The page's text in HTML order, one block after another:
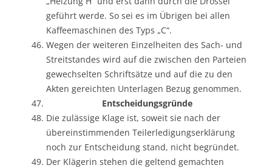
geführt werde. So sei es im Übrigen bei allen
Kaffeemaschinen des Typs „C“.
Wegen der weiteren Einzelheiten des Sach- und
Streitstandes wird auf die zwischen den Parteien
gewechselten Schriftsätze und auf die zu den
Akten gereichten Unterlagen Bezug genommen.
Entscheidungsgründe
Die zulässige Klage ist, soweit sie nach der
übereinstimmenden Teilerledigungserklärung
noch zur Entscheidung stand, nicht begründet.
Der Klägerin stehen die geltend gemachten